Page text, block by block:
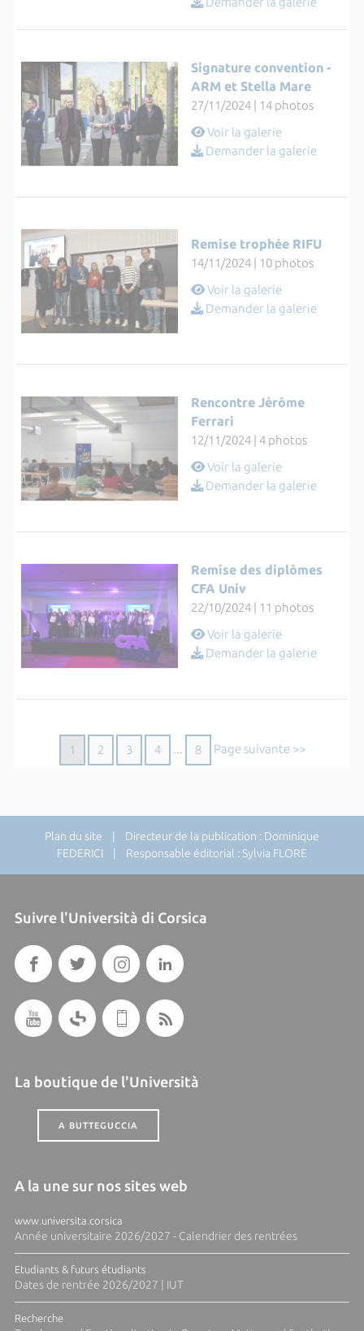
Signature convention -
ARM et Stella Mare
27/11/2024 | 14 photos
Voir la galerie
Demander la galerie
Remise trophée RIFU
14/11/2024 | 10 photos
Voir la galerie
Demander la galerie
Rencontre Jérôme
Ferrari
12/11/2024 | 4 photos
Voir la galerie
Demander la galerie
Remise des diplômes
CFA Univ
22/10/2024 | 11 photos
Voir la galerie
Demander la galerie
1 2 3 4 ... 8 Page suivante >>
Plan du site | Directeur de la publication : Dominique
FEDERICI | Responsable éditorial : Sylvia FLORE
Suivre l'Università di Corsica
La boutique de l'Università
A BUTTEGUCCIA
A la une sur nos sites web
www.universita.corsica
Année universitaire 2026/2027 - Calendrier des rentrées
Etudiants & futurs étudiants
Dates de rentrée 2026/2027 | IUT
Recherche